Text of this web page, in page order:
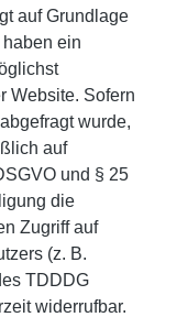
auf Grundlage
haben ein
Website. Sofern
wurde,
auf
und § 25
die
Zugriff auf
(z. B.
TDDDG
widerrufbar.